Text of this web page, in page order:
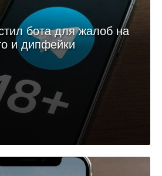
бота для жалоб на
и дипфейки